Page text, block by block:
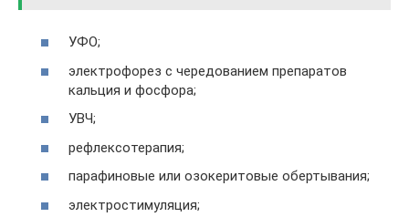
УФО;
электрофорез с чередованием препаратов
кальция и фосфора;
УВЧ;
рефлексотерапия;
парафиновые или озокеритовые обертывания;
электростимуляция;